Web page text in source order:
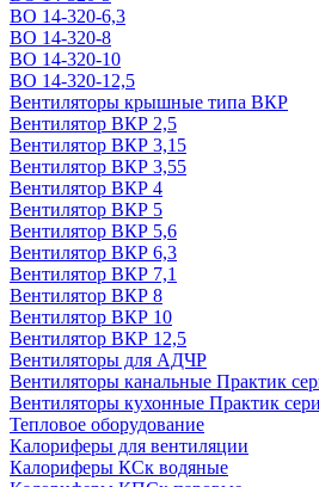
ВО 14-320-6,3
ВО 14-320-8
ВО 14-320-10
ВО 14-320-12,5
Вентиляторы крышные типа ВКР
Вентилятор ВКР 2,5
Вентилятор ВКР 3,15
Вентилятор ВКР 3,55
Вентилятор ВКР 4
Вентилятор ВКР 5
Вентилятор ВКР 5,6
Вентилятор ВКР 6,3
Вентилятор ВКР 7,1
Вентилятор ВКР 8
Вентилятор ВКР 10
Вентилятор ВКР 12,5
Вентиляторы для АДЧР
Вентиляторы канальные Практик
Вентиляторы кухонные Практик
Тепловое оборудование
Калориферы для вентиляции
Калориферы КСк водяные